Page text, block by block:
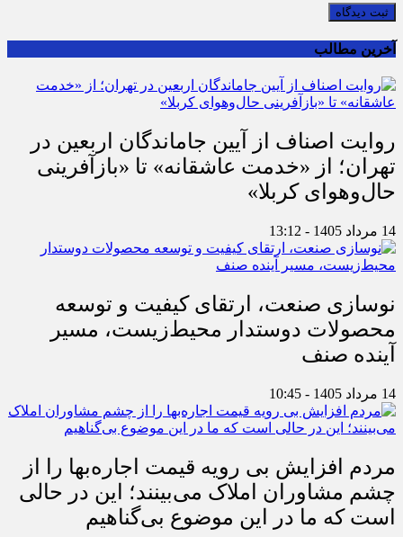
ثبت دیدگاه
آخرین مطالب
روایت اصناف از آیین جاماندگان اربعین در
تهران؛ از «خدمت عاشقانه» تا «بازآفرینی
حال‌وهوای کربلا»
14 مرداد 1405 - 13:12
نوسازی صنعت، ارتقای کیفیت و توسعه
محصولات دوستدار محیط‌زیست، مسیر
آینده صنف
14 مرداد 1405 - 10:45
مردم افزایش بی رویه قیمت اجاره‌بها را از
چشم مشاوران املاک می‌بینند؛ این در حالی
است که ما در این موضوع بی‌گناهیم